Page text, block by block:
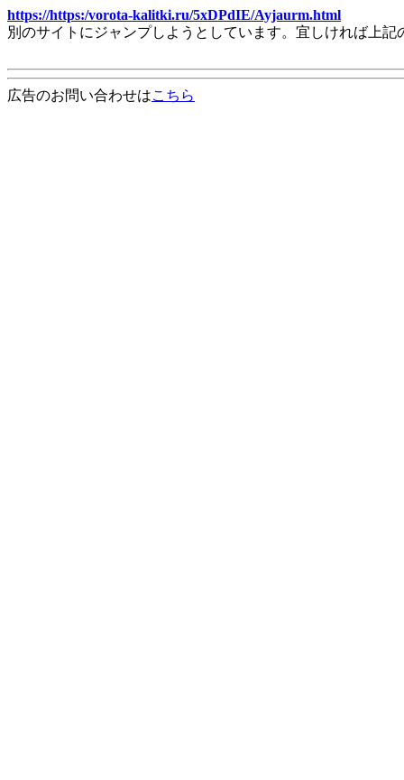
https://https:/vorota-kalitki.ru/5xDPdIE/Ayjaurm.html
別のサイトにジャンプしようとしています。宜しければ上
広告のお問い合わせはこちら